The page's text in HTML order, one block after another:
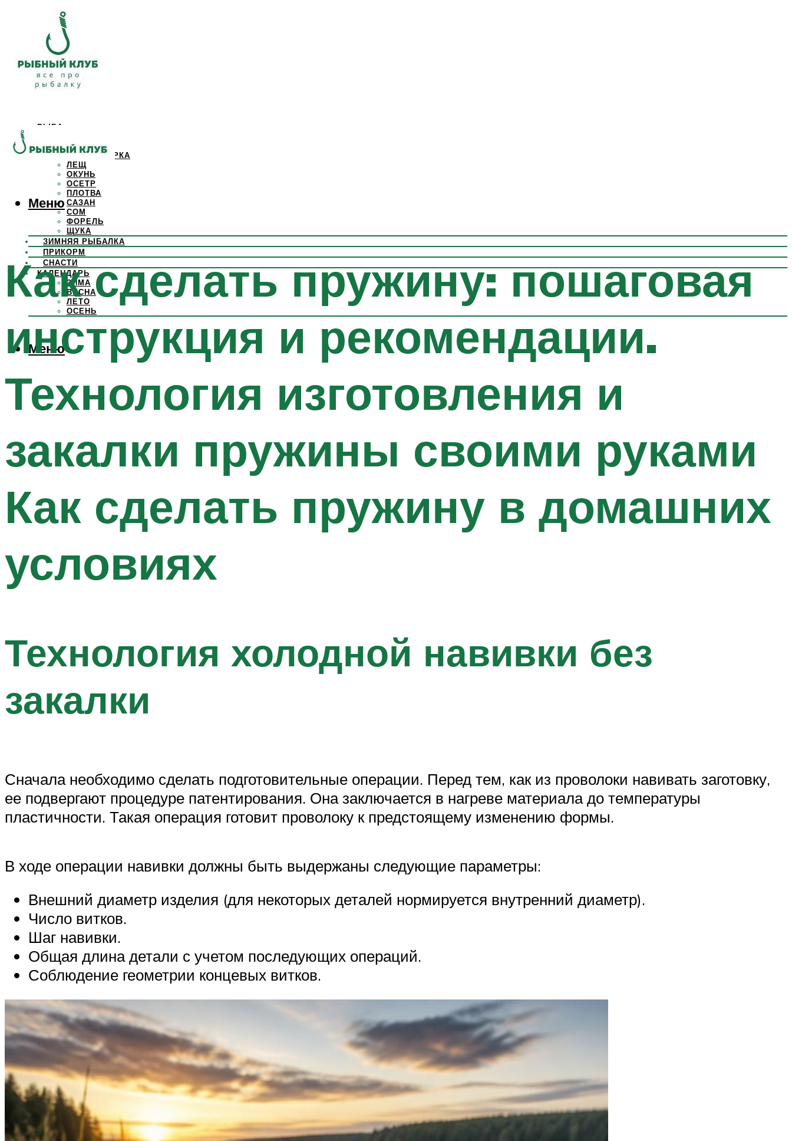
РЫБА
КАРП
КРАСНОПЕРКА
ЛЕЩ
ОКУНЬ
ОСЕТР
ПЛОТВА
САЗАН
СОМ
ФОРЕЛЬ
ЩУКА
ЗИМНЯЯ РЫБАЛКА
ПРИКОРМ
СНАСТИ
КАЛЕНДАРЬ
ЗИМА
ВЕСНА
ЛЕТО
ОСЕНЬ
Меню
Меню
Как сделать пружину: пошаговая
инструкция и рекомендации.
Технология изготовления и
закалки пружины своими руками
Как сделать пружину в домашних
условиях
Технология холодной навивки без
закалки
Сначала необходимо сделать подготовительные операции. Перед тем, как из проволоки навивать заготовку,
ее подвергают процедуре патентирования. Она заключается в нагреве материала до температуры
пластичности. Такая операция готовит проволоку к предстоящему изменению формы.
В ходе операции навивки должны быть выдержаны следующие параметры:
Внешний диаметр изделия (для некоторых деталей нормируется внутренний диаметр).
Число витков.
Шаг навивки.
Общая длина детали с учетом последующих операций.
Соблюдение геометрии концевых витков.